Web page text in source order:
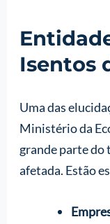
Isentos
Uma das
Ministério da
grande parte do
afetada. Estão